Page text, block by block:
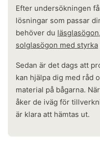
Efter undersökningen
lösningar som passar
behöver du läsglasögon,
solglasögon med styrka
Sedan är det dags att
kan hjälpa dig med råd
material på bågarna.
åker de iväg för
är klara att hämtas ut.